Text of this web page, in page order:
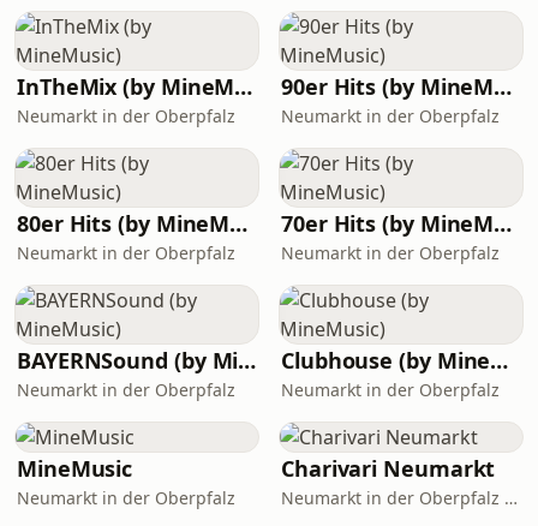
InTheMix (by MineMusic)
Neumarkt in der Oberpfalz
90er Hits (by MineMusic)
Neumarkt in der Oberpfalz
80er Hits (by MineMusic)
Neumarkt in der Oberpfalz
70er Hits (by MineMusic)
Neumarkt in der Oberpfalz
BAYERNSound (by MineMusic)
Neumarkt in der Oberpfalz
Clubhouse (by MineMusic)
Neumarkt in der Oberpfalz
MineMusic
Neumarkt in der Oberpfalz
Charivari Neumarkt
Neumarkt in der Oberpfalz · 93.3 FM